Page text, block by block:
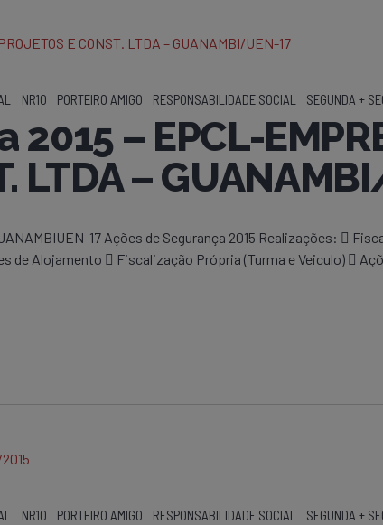
NR10 PORTEIRO AMIGO RESPONSABILIDADE SOCIAL SEGUNDA +
– EPCL-
LTDA –
17 Ações de Segurança 2015 Realizações: 
de Alojamento  Fiscalização Própria (Turma e Veiculo) 
NR10 PORTEIRO AMIGO RESPONSABILIDADE SOCIAL SEGUNDA +